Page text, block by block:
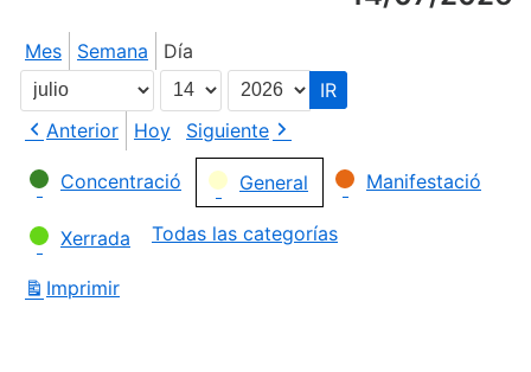
Mes Semana Día
Mes
Día
Año
Anterior
Hoy
Siguiente
Categorías
Concentració General Manifestació
Xerrada Todas las categorías
Imprimir